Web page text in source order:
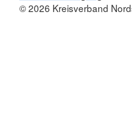
© 2026 Kreisverband